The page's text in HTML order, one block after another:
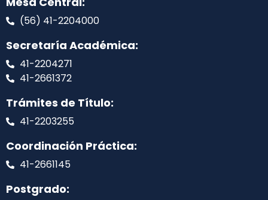
(56) 41-2204000
Secretaría Académica:
41-2204271
41-2661372
Trámites de Título:
41-2203255
Coordinación Práctica:
41-2661145
Postgrado: